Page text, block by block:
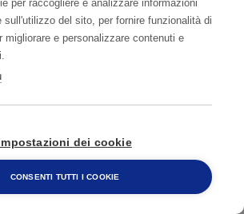
un nostro esperto
un sopralluogo accurato
a risolvere il
800 482 320
per raccogliere e analizzare informazioni
sull'utilizzo del sito, per fornire funzionalità di
migliorare e personalizzare contenuti e
Impostazioni dei cookie
CONSENTI TUTTI I COOKIE